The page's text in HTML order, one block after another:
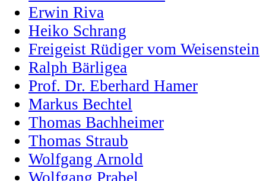
Erwin Riva
Heiko Schrang
Freigeist Rüdiger vom Weisenstein
Ralph Bärligea
Prof. Dr. Eberhard Hamer
Markus Bechtel
Thomas Bachheimer
Thomas Straub
Wolfgang Arnold